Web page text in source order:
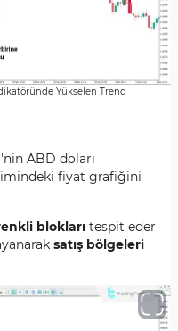
Yükselen Trend
'nin ABD doları
fiyat grafiğini
blokları tespit eder
satış bölgeleri